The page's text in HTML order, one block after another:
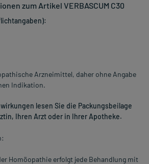
zum Artikel VERBASCUM C30
Arzneimittel, daher ohne Angabe
Indikation.
lesen Sie die Packungsbeilage
Ihren Arzt oder in Ihrer Apotheke.
Homöopathie erfolgt jede Behandlung mit